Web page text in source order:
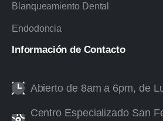
Blanqueamiento Dental
Endodoncia
Información de Contacto
Abierto de 8am a 6pm, de
Centro Especializado San